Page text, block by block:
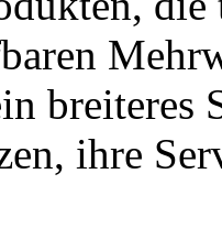
breiteres
ihre